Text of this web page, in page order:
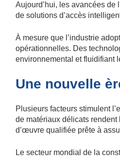
Aujourd’hui, les avancées de
de solutions d’accès
À mesure que l’industrie
opérationnelles. Des
environnemental et fluidifiant
Une nouvelle
Plusieurs facteurs stimulent
de matériaux délicats
d’œuvre qualifiée prête à
Le secteur mondial de la